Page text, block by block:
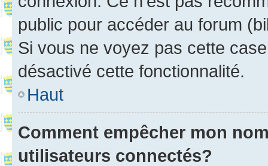
public pour accéder au forum
Si vous ne voyez pas cette
désactivé cette fonctionnalité.
Haut
Comment empêcher mon
utilisateurs connectés?